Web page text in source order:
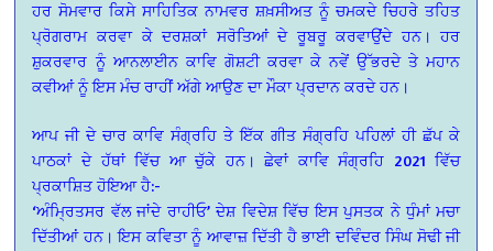
ਹਰ ਸੋਮਵਾਰ ਕਿਸੇ ਸਾਹਿਤਿਕ ਨਾਮਵਰ ਸ਼ਖ਼ਸੀਅਤ ਨੂੰ ਚਮਕਦੇ ਚਿਹਰੇ ਤਹਿਤ
ਪ੍ਰੋਗਰਾਮ ਕਰਵਾ ਕੇ ਦਰਸ਼ਕਾਂ ਸਰੋਤਿਆਂ ਦੇ ਰੂਬਰੂ ਕਰਵਾਉਂਦੇ ਹਨ। ਹਰ
ਸ਼ੁਕਰਵਾਰ ਨੂੰ ਆਨਲਾਈਨ ਕਾਵਿ ਗੋਸ਼ਟੀ ਕਰਵਾ ਕੇ ਨਵੇਂ ਉੱਭਰਦੇ ਤੇ ਮਹਾਨ
ਕਵੀਆਂ ਨੂੰ ਇਸ ਮੰਚ ਰਾਹੀਂ ਅੱਗੇ ਆਉਣ ਦਾ ਮੌਕਾ ਪ੍ਰਦਾਨ ਕਰਦੇ ਹਨ।
ਆਪ ਜੀ ਦੇ ਚਾਰ ਕਾਵਿ ਸੰਗ੍ਰਹਿ ਤੇ ਇੱਕ ਗੀਤ ਸੰਗ੍ਰਹਿ ਪਹਿਲਾਂ ਹੀ ਛੱਪ ਕੇ
ਪਾਠਕਾਂ ਦੇ ਹੱਥਾਂ ਵਿੱਚ ਆ ਚੁੱਕੇ ਹਨ। ਛੇਵਾਂ ਕਾਵਿ ਸੰਗ੍ਰਹਿ 2021 ਵਿੱਚ
ਪ੍ਰਕਾਸ਼ਿਤ ਹੋਇਆ ਹੈ:-
‘ਅੰਮ੍ਰਿਤਸਰ ਵੱਲ ਜਾਂਦੇ ਰਾਹੀਓ’ਦੇਸ਼ ਵਿਦੇਸ਼ ਵਿੱਚ ਇਸ ਪੁਸਤਕ ਨੇ ਧੁੰਮਾਂ ਮਚਾ
ਦਿੱਤੀਆਂ ਹਨ। ਇਸ ਕਵਿਤਾ ਨੂੰ ਆਵਾਜ਼ ਦਿੱਤੀ ਹੈ ਭਾਈ ਦਵਿੰਦਰ ਸਿੰਘ ਸੋਢੀ ਜੀ